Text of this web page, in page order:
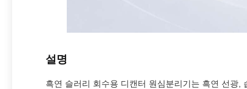
설명
흑연 슬러리 회수용 디캔터 원심분리기는 흑연 선광